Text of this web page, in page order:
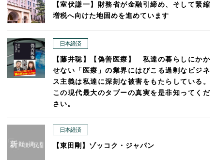
【室伏謙一】財務省が金融引締め、そして緊縮
増税へ向けた地固めを進めています
日本経済
【藤井聡】【偽善医療】 私達の暮らしにかか
せない「医療」の業界にはびこる過剰なビジネ
ス主義は私達に深刻な被害をもたらしている。
この現代最大のタブーの真実を是非知ってくだ
さい。
日本経済
【東田剛】ゾッコク・ジャパン